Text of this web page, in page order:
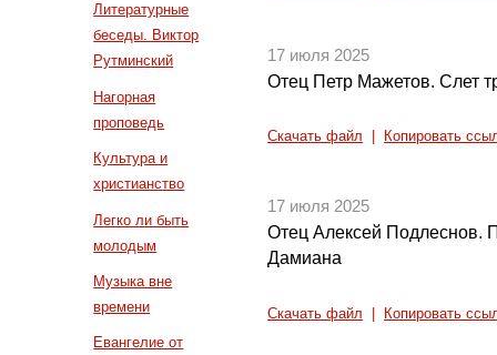
Литературные
беседы. Виктор
Рутминский
Нагорная
проповедь
Культура и
христианство
Легко ли быть
молодым
Музыка вне
времени
Евангелие от
17 июля 2025
Отец Петр Мажетов. Слет
Скачать файл Копировать
17 июля 2025
Отец Алексей Подлеснов.
Дамиана
Скачать файл Копировать